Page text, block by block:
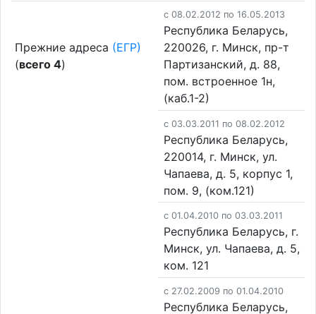
Прежние адреса (ЕГР)
(всего 4)
c 08.02.2012 по 16.05.2013
Республика Беларусь,
220026, г. Минск, пр-т
Партизанский, д. 88,
пом. встроенное 1н,
(каб.1-2)
c 03.03.2011 по 08.02.2012
Республика Беларусь,
220014, г. Минск, ул.
Чапаева, д. 5, корпус 1,
пом. 9, (ком.121)
c 01.04.2010 по 03.03.2011
Республика Беларусь, г.
Минск, ул. Чапаева, д. 5,
ком. 121
c 27.02.2009 по 01.04.2010
Республика Беларусь,